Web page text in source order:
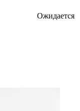
Ожидается